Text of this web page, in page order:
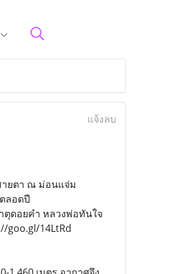
แจ้งลบ
ายตา ณ ม่อนแจ่ม
ลอดปี
ดอยคำ หลวงพ่อทันใจ
goo.gl/14LtRd